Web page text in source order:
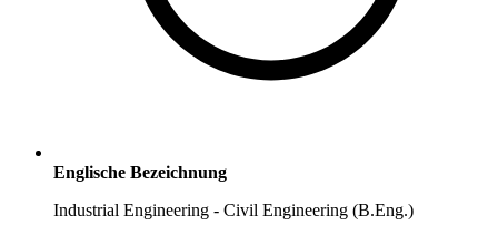
Englische Bezeichnung
Industrial Engineering - Civil Engineering (B.Eng.)